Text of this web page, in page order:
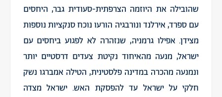
שהובילה את היוזמה הצרפתית-סעודית גבר, היחסים
עם ספרד, אירלנד ונורבגיה הורעו נוכח סנקציות נוספות
מצידן. אפילו גרמניה, שנזהרה לא לפגוע ביחסים עם
ישראל, מנעה מהאיחוד נקיטת צעדים דרסטיים יותר
ונמנעה מהכרה במדינה פלסטינית, הטילה אמברגו נשק
חלקי על ישראל עד להפסקת האש. ישראל מצדה